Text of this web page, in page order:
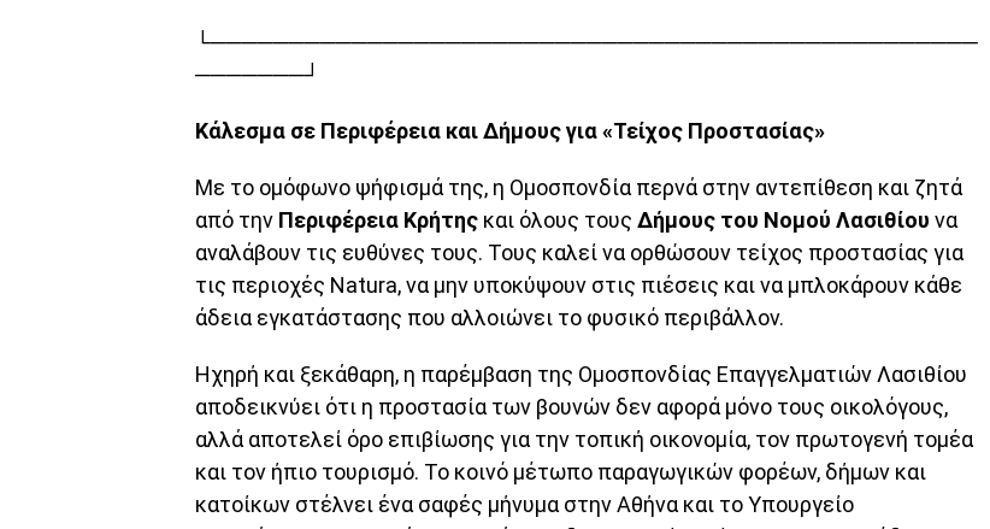
└─────────────────────────────────────────────────
───────┘
Κάλεσμα σε Περιφέρεια και Δήμους για «Τείχος Προστασίας»
Με το ομόφωνο ψήφισμά της, η Ομοσπονδία περνά στην αντεπίθεση και ζητά
από την Περιφέρεια Κρήτης και όλους τους Δήμους του Νομού Λασιθίου να
αναλάβουν τις ευθύνες τους. Τους καλεί να ορθώσουν τείχος προστασίας για
τις περιοχές Natura, να μην υποκύψουν στις πιέσεις και να μπλοκάρουν κάθε
άδεια εγκατάστασης που αλλοιώνει το φυσικό περιβάλλον.
Ηχηρή και ξεκάθαρη, η παρέμβαση της Ομοσπονδίας Επαγγελματιών Λασιθίου
αποδεικνύει ότι η προστασία των βουνών δεν αφορά μόνο τους οικολόγους,
αλλά αποτελεί όρο επιβίωσης για την τοπική οικονομία, τον πρωτογενή τομέα
και τον ήπιο τουρισμό. Το κοινό μέτωπο παραγωγικών φορέων, δήμων και
κατοίκων στέλνει ένα σαφές μήνυμα στην Αθήνα και το Υπουργείο